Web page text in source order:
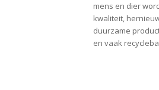
mens en dier
kwaliteit,
duurzame
en vaak